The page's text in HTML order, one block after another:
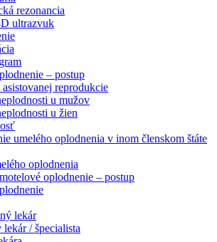
rezonancia
ultrazvuk
– postup
reprodukcie
u mužov
u žien
umelého oplodnenia v inom členskom štáte
oplodnenia
oplodnenie – postup
lekár
/ špecialista